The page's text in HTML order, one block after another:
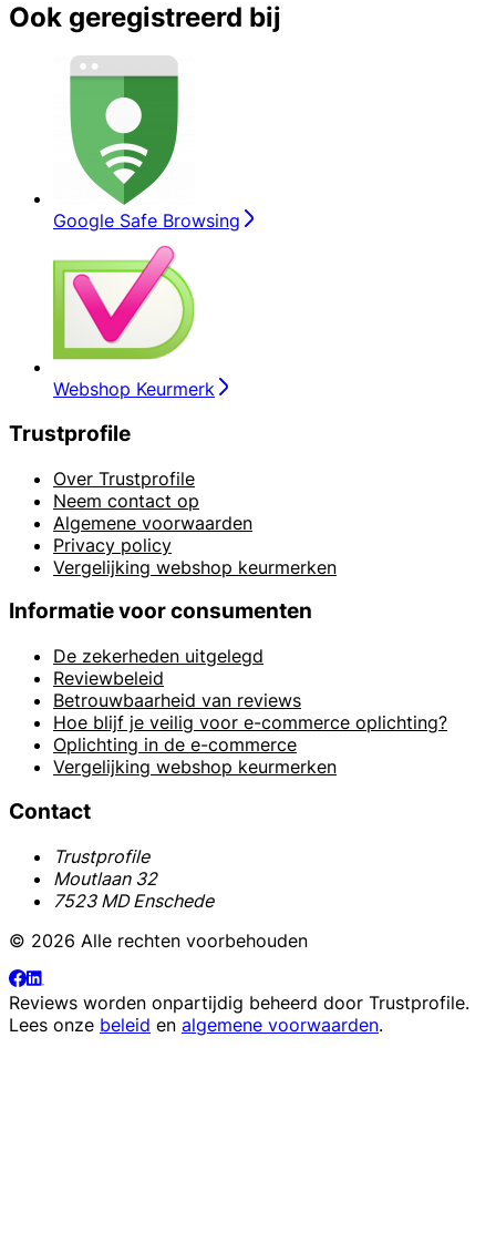
Ook geregistreerd bij
Google Safe Browsing
Webshop Keurmerk
Trustprofile
Over Trustprofile
Neem contact op
Algemene voorwaarden
Privacy policy
Vergelijking webshop keurmerken
Informatie voor consumenten
De zekerheden uitgelegd
Reviewbeleid
Betrouwbaarheid van reviews
Hoe blijf je veilig voor e-commerce oplichting?
Oplichting in de e-commerce
Vergelijking webshop keurmerken
Contact
Trustprofile
Moutlaan 32
7523 MD Enschede
© 2026 Alle rechten voorbehouden
Reviews worden onpartijdig beheerd door Trustprofile.
Lees onze beleid en algemene voorwaarden.